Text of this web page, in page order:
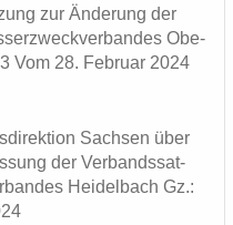
zur Än­de­rung der
Obe­
Vom 28. Fe­bru­ar 2024
Sach­sen über
der Ver­bands­sat­
Hei­del­bach Gz.: